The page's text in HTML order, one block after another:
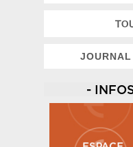
JOURNAL
-